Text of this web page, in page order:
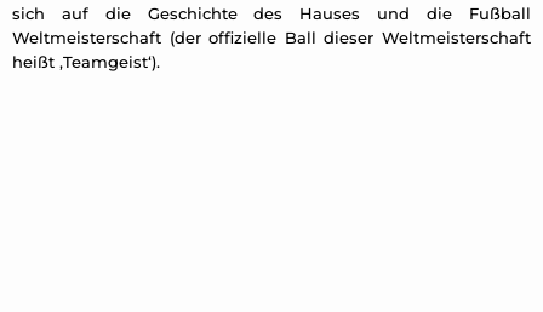
sich auf die Geschichte des Hauses und die Fußball
Weltmeisterschaft (der offizielle Ball dieser Weltmeisterschaft
heißt ‚Teamgeist‘).